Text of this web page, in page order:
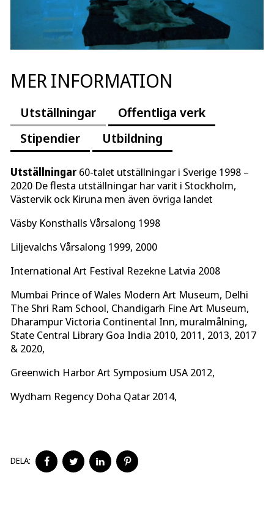
MER INFORMATION
Utställningar
Offentliga verk
Stipendier
Utbildning
Utställningar 60-talet utställningar i Sverige 1998 –
2020 De flesta utställningar har varit i Stockholm,
Västervik ock Kiruna men även övriga landet
Väsby Konsthalls Vårsalong 1998
Liljevalchs Vårsalong 1999, 2000
International Art Festival Rezekne Latvia 2008
Mumbai Prince of Wales Modern Art Museum, Delhi
The Shri Ram School, Chandigarh Fine Art Museum,
Dharampur Victoria Continental Inn, muralmålning,
State Central Library Goa India 2010, 2011, 2013, 2017
& 2020,
Greenwich Harbor Art Symposium USA 2012,
Wydham Regency Doha Qatar 2014,
DELA:
DELA
PÅ
DELA
PÅ
DELA
PÅ
PÅ